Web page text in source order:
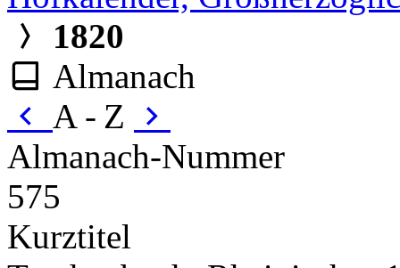
1820
Almanach
A - Z
Almanach-Nummer
575
Kurztitel